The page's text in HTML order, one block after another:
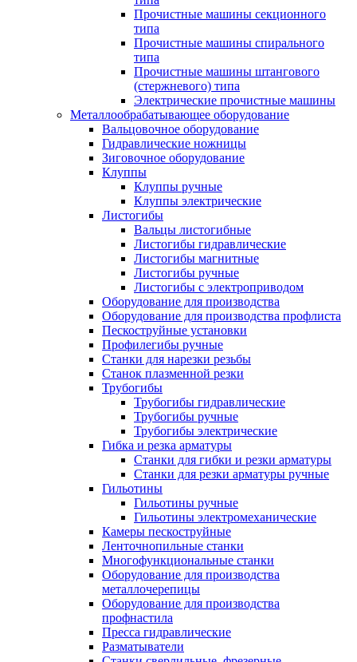
Прочистные машины секционного
типа
Прочистные машины спирального
типа
Прочистные машины штангового
(стержневого) типа
Электрические прочистные машины
Металлообрабатывающее оборудование
Вальцовочное оборудование
Гидравлические ножницы
Зиговочное оборудование
Клуппы
Клуппы ручные
Клуппы электрические
Листогибы
Вальцы листогибные
Листогибы гидравлические
Листогибы магнитные
Листогибы ручные
Листогибы с электроприводом
Оборудование для производства
Оборудование для производства профлиста
Пескоструйные установки
Профилегибы ручные
Станки для нарезки резьбы
Станок плазменной резки
Трубогибы
Трубогибы гидравлические
Трубогибы ручные
Трубогибы электрические
Гибка и резка арматуры
Станки для гибки и резки арматуры
Станки для резки арматуры ручные
Гильотины
Гильотины ручные
Гильотины электромеханические
Камеры пескоструйные
Ленточнопильные станки
Многофункциональные станки
Оборудование для производства
металлочерепицы
Оборудование для производства
профнастила
Пресса гидравлические
Разматыватели